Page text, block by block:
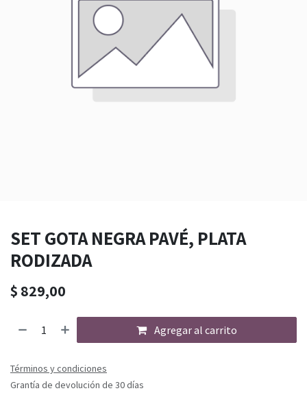
SET GOTA NEGRA PAVÉ, PLATA
RODIZADA
$ 829,00
Agregar al carrito
Términos y condiciones
Grantía de devolución de 30 días